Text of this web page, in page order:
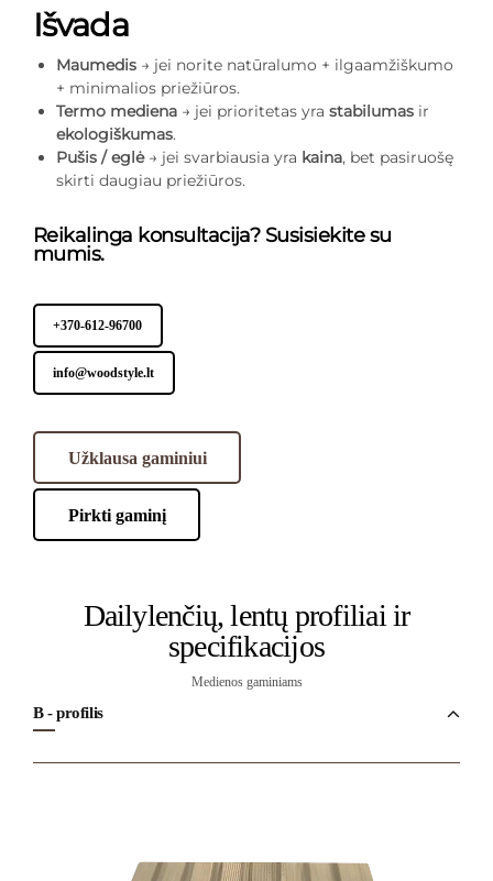
Išvada
Maumedis → jei norite natūralumo + ilgaamžiškumo
+ minimalios priežiūros.
Termo mediena → jei prioritetas yra stabilumas ir
ekologiškumas.
Pušis / eglė→ jei svarbiausia yra kaina, bet pasiruošę
skirti daugiau priežiūros.
Reikalinga konsultacija? Susisiekite su
mumis.
+370-612-96700
info@woodstyle.lt
Užklausa gaminiui
Pirkti gaminį
Dailylenčių, lentų profiliai ir
specifikacijos
Medienos gaminiams
B - profilis